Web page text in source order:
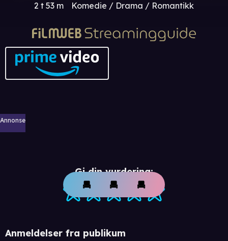
2 t 53 m Komedie / Drama / Romantikk
Annonse
Gi din vurdering:
Anmeldelser fra publikum